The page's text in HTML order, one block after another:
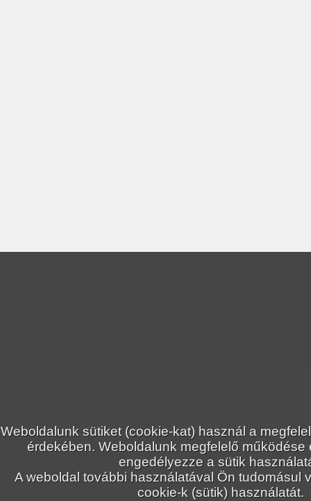
Weboldalunk sütiket (cookie-kat) használ a
érdekében. Weboldalunk megfelelő működése
engedélyezze a sütik
A weboldal további használatával Ön tudomásul
cookie-k (sütik) használatát.